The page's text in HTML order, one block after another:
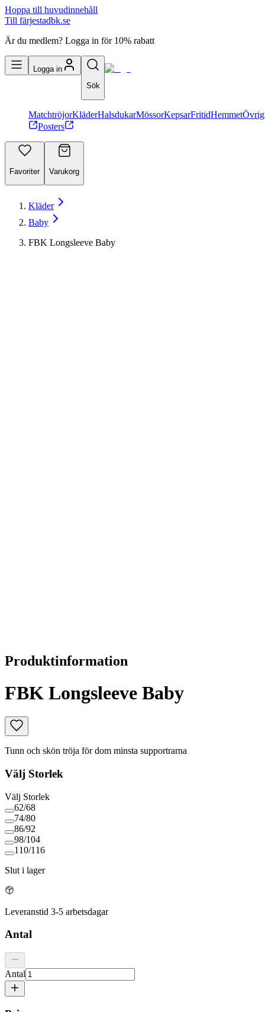
Hoppa till huvudinnehåll
Till färjestadbk.se
Är du medlem? Logga in för 10% rabatt
Logga in
Sök
MatchtröjorKläderHalsdukarMössorKepsarFritidHemmet
Posters
Favoriter Varukorg
Kläder
Baby
FBK Longsleeve Baby
Produktinformation
FBK Longsleeve Baby
Tunn och skön tröja för dom minsta supportrarna
Välj Storlek
Välj Storlek
62/68
74/80
86/92
98/104
110/116
Slut i lager
Leveranstid 3-5 arbetsdagar
Antal
Antal